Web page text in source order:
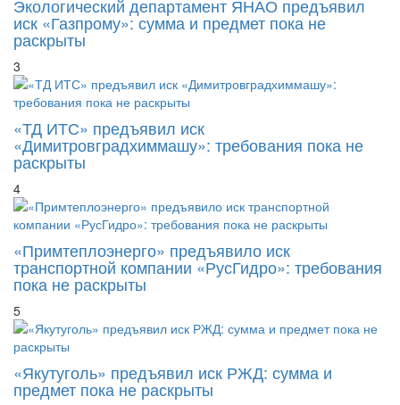
Экологический департамент ЯНАО предъявил
иск «Газпрому»: сумма и предмет пока не
раскрыты
3
«ТД ИТС» предъявил иск
«Димитровградхиммашу»: требования пока не
раскрыты
4
«Примтеплоэнерго» предъявило иск
транспортной компании «РусГидро»: требования
пока не раскрыты
5
«Якутуголь» предъявил иск РЖД: сумма и
предмет пока не раскрыты